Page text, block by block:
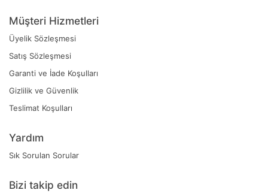
Müşteri Hizmetleri
Üyelik Sözleşmesi
Satış Sözleşmesi
Garanti ve İade Koşulları
Gizlilik ve Güvenlik
Teslimat Koşulları
Yardım
Sık Sorulan Sorular
Bizi takip edin